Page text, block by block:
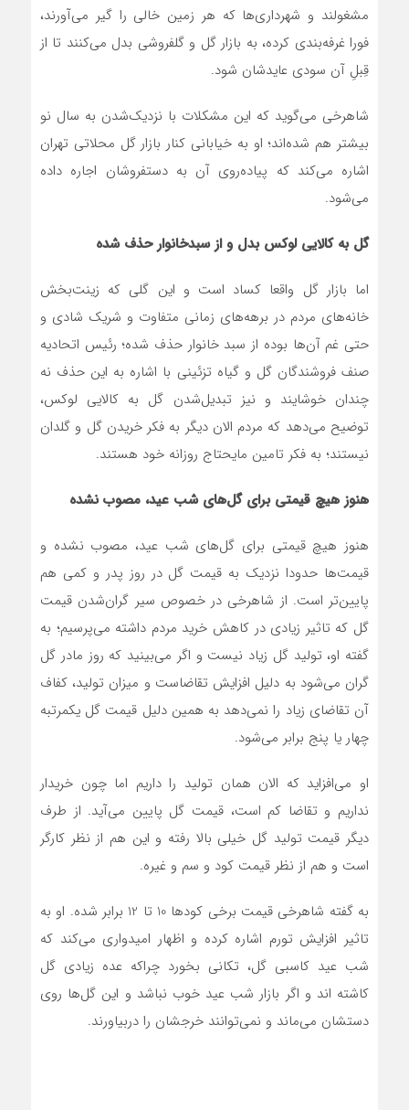
مشغولند و شهرداری‌ها که هر زمین خالی را گیر می‌آورند،
فورا غرفه‌بندی کرده، به بازار گل و گلفروشی بدل می‌کنند تا از
قِبلِ آن سودی عایدشان شود.
شاهرخی می‌گوید که این مشکلات با نزدیک‌شدن به سال نو
بیشتر هم شده‌اند؛ او به خیابانی کنار بازار گل محلاتی تهران
اشاره می‌کند که پیاده‌روی آن به دستفروشان اجاره داده
می‌شود.
گل به کالایی لوکس بدل و از سبدخانوار حذف شده
اما بازار گل واقعا کساد است و این گلی که زینت‌بخش
خانه‌های مردم در برهه‌های زمانی متفاوت و شریک شادی و
حتی غم آن‌ها بوده از سبد خانوار حذف شده؛ رئیس اتحادیه
صنف فروشندگان گل و گیاه تزئینی با اشاره به این حذف نه
چندان خوشایند و نیز تبدیل‌شدن گل به کالایی لوکس،
توضیح می‌دهد که مردم الان دیگر به فکر خریدن گل و گلدان
نیستند؛ به فکر تامین مایحتاج روزانه خود هستند.
هنوز هیچ قیمتی برای گل‌های شب عید، مصوب نشده
هنوز هیچ قیمتی برای گل‌های شب عید، مصوب نشده و
قیمت‌ها حدودا نزدیک به قیمت گل در روز پدر و کمی هم
پایین‌تر است. از شاهرخی در خصوص سیر گران‌شدن قیمت
گل که تاثیر زیادی در کاهش خرید مردم داشته می‌پرسیم؛ به
گفته او، تولید گل زیاد نیست و اگر می‌بینید که روز مادر گل
گران می‌شود به دلیل افزایش تقاضاست و میزان تولید، کفاف
آن تقاضای زیاد را نمی‌دهد به همین دلیل قیمت گل یکمرتبه
چهار یا پنج برابر می‌شود.
او می‌افزاید که الان همان تولید را داریم اما چون خریدار
نداریم و تقاضا کم است، قیمت گل پایین می‌آید. از طرف
دیگر قیمت تولید گل خیلی بالا رفته و این هم از نظر کارگر
است و هم از نظر قیمت کود و سم و غیره.
به گفته شاهرخی قیمت برخی کودها 10 تا 12 برابر شده. او به
تاثیر افزایش تورم اشاره کرده و اظهار امیدواری می‌کند که
شب عید کاسبی گل، تکانی بخورد چراکه عده زیادی گل
کاشته اند و اگر بازار شب عید خوب نباشد و این گل‌ها روی
دستشان می‌ماند و نمی‌توانند خرجشان را دربیاورند.